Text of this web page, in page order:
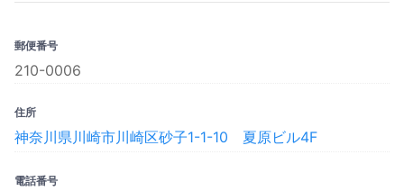
郵便番号
210-0006
住所
神奈川県川崎市川崎区砂子1-1-10 夏原ビル4F
電話番号